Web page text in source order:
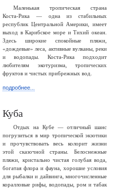
Маленькая тропическая страна
Коста-Рика — одна из стабильных
республик Центральной Америки, имеет
выход в Карибское море и Тихий океан.
Здесь широкие спокойные пляжи,
«дождевые» леса, активные вулканы, реки
и водопады. Коста-Рика подходит
любителям экотуризма, тропических
фруктов и чистых прибрежных вод.
подробнее...
Куба
Отдых на Кубе — отличный шанс
погрузиться в мир тропической экзотики
и прочувствовать весь колорит жизни
этой сказочной страны. Белоснежные
пляжи, кристально чистая голубая вода,
богатая флора и фауна, хорошие условия
для рыбалки и дайвинга, многочисленные
коралловые рифы, водопады, ром и табак